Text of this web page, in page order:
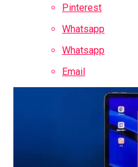
Pinterest
Whatsapp
Whatsapp
Email